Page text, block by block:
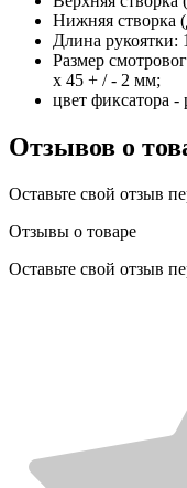
Нижняя створка
Длина рукоятки:
Размер
х 45 + / - 2 мм;
цвет фиксатора -
Отзывов о
Оставьте свой отзыв
Отзывы о товаре
Оставьте свой отзыв